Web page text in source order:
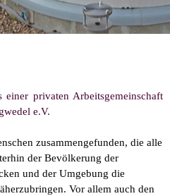
privaten Arbeitsgemeinschaft
e.V.
zusammengefunden, die alle
der Bevölkerung der
und der Umgebung die
Vor allem auch den